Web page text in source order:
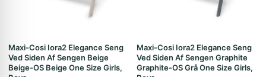
Maxi-Cosi Iora2 Elegance Seng
Ved Siden Af Sengen Beige
Beige-OS Beige One Size Girls,
Maxi-Cosi Iora2 Elegance Seng
Ved Siden Af Sengen Graphite
Graphite-OS Grå One Size Girls,